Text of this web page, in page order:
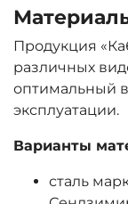
Продукция
различных
оптимальный
эксплуатации.
Варианты
сталь